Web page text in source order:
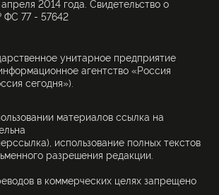
2014 года. Свидетельство о
77 - 57642
унитарное предприятие
агентство «Россия
сегодня»).
материалов ссылка на
использование полных текстов
разрешения редакции.
в коммерческих целях запрещено